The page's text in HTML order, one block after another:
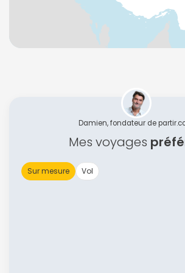
Damien, fondateur de
Mes voyages
Sur mesure Vol